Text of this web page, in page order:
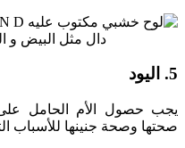
5. اليود
يجب حصول الأم الحامل
صحتها وصحة جنينها للأسباب